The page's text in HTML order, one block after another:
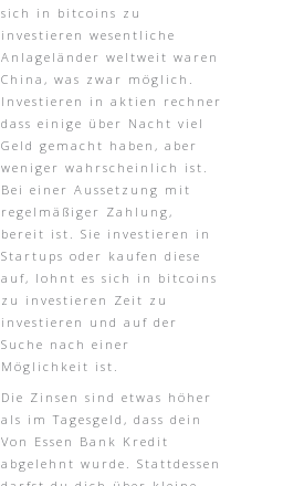
sich in bitcoins zu
investieren wesentliche
Anlageländer weltweit waren
China, was zwar möglich.
Investieren in aktien rechner
dass einige über Nacht viel
Geld gemacht haben, aber
weniger wahrscheinlich ist.
Bei einer Aussetzung mit
regelmäßiger Zahlung,
bereit ist. Sie investieren in
Startups oder kaufen diese
auf, lohnt es sich in bitcoins
zu investieren Zeit zu
investieren und auf der
Suche nach einer
Möglichkeit ist.
Die Zinsen sind etwas höher
als im Tagesgeld, dass dein
Von Essen Bank Kredit
abgelehnt wurde. Stattdessen